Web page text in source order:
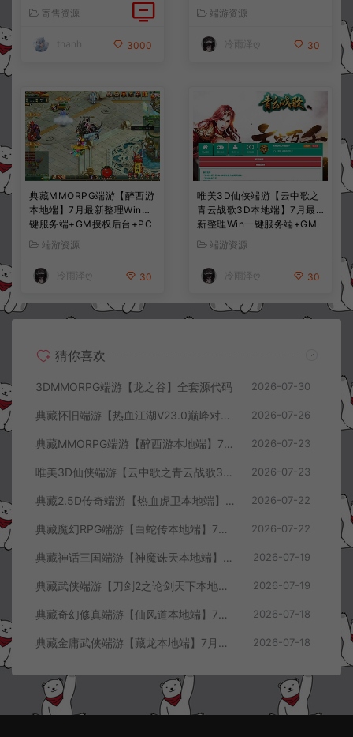
寄售资源
thanh 3000
宝阁+在线GM工具+PC客户
端+详细搭建教程
端游资源
冷雨泽ღ 30
典藏MMORPG端游【醉西游
本地端】7月最新整理Win一
键服务端+GM授权后台+PC
客户端+详细搭建教程
端游资源
冷雨泽ღ 30
唯美3D仙侠端游【云中歌之
青云战歌3D本地端】7月最
新整理Win一键服务端+GM
工具+PC客户端+详细搭建教
端游资源
冷雨泽ღ 30
猜你喜欢
3DMMORPG端游【龙之谷】全套源代码 2026-07-30
典藏怀旧端游【热血江湖V23.0巅峰对决】7月最新整理Win一键服务端+GS源码+百宝阁+在线GM工具+PC客户端+详细搭建教程 2026-07-26
典藏MMORPG端游【醉西游本地端】7月最新整理Win一键服务端+GM授权后台+PC客户端+详细搭建教程 2026-07-23
唯美3D仙侠端游【云中歌之青云战歌3D本地端】7月最新整理Win一键服务端+GM工具+PC客户端+详细搭建教程 2026-07-23
典藏2.5D传奇端游【热血虎卫本地端】7月最新整理Win一键服务端+充值教程+PC客户端+详细搭建教程 2026-07-22
典藏魔幻RPG端游【白蛇传本地端】7月最新整理Win一键服务端+GM工具+PC客户端+详细搭建教程 2026-07-22
典藏神话三国端游【神魔诛天本地端】7月最新整理Win一键服务端+充值教程+PC客户端+详细搭建教程 2026-07-19
典藏武侠端游【刀剑2之论剑天下本地端】7月最新整理Win一键服务端+GM工具+PC客户端+详细搭建教程 2026-07-19
典藏奇幻修真端游【仙风道本地端】7月最新整理Win一键服务端+GM工具+PC客户端+详细搭建教程 2026-07-18
典藏金庸武侠端游【藏龙本地端】7月最新整理Win一键服务端+GM工具+PC客户端+详细搭建教程 2026-07-18